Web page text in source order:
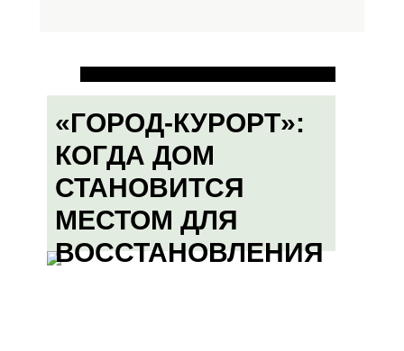
«ГОРОД-КУРОРТ»:
КОГДА ДОМ
СТАНОВИТСЯ
МЕСТОМ ДЛЯ
ВОССТАНОВЛЕНИЯ